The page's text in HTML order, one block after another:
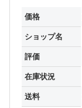
価格
ショップ名
評価
在庫状況
送料